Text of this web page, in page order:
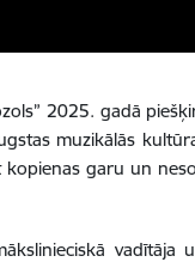
2025. gadā
muzikālās
garu un
vadītāja